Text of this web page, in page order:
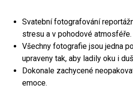
Dokument
Svatební fotografování
stresu a v pohodové atmosféře.
Všechny fotografie jsou jedna
upraveny tak, aby ladily oku i
Dokonale zachycené
emoce.